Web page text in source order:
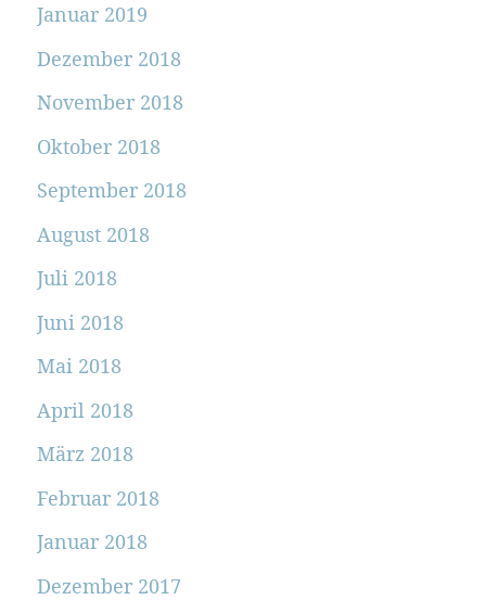
Januar 2019
Dezember 2018
November 2018
Oktober 2018
September 2018
August 2018
Juli 2018
Juni 2018
Mai 2018
April 2018
März 2018
Februar 2018
Januar 2018
Dezember 2017